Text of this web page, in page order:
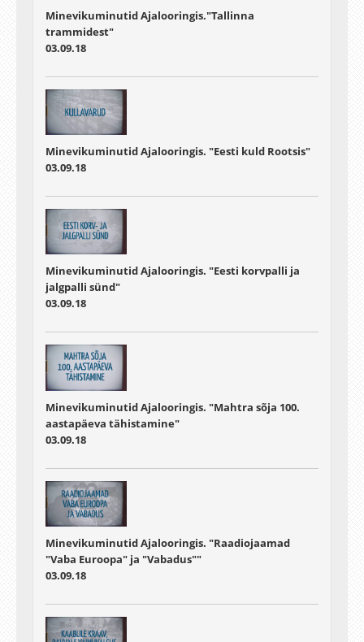
Minevikuminutid Ajalooringis."Tallinna
trammidest"
03.09.18
Minevikuminutid Ajalooringis. "Eesti kuld Rootsis"
03.09.18
Minevikuminutid Ajalooringis. "Eesti korvpalli ja
jalgpalli sünd"
03.09.18
Minevikuminutid Ajalooringis. "Mahtra sõja 100.
aastapäeva tähistamine"
03.09.18
Minevikuminutid Ajalooringis. "Raadiojaamad
"Vaba Euroopa" ja "Vabadus""
03.09.18